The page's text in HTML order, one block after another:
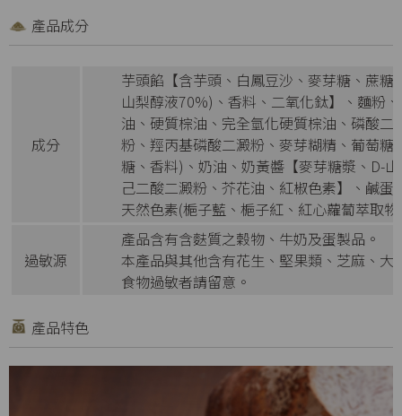
產品成分
成分
芋頭餡【含芋頭、白鳳豆沙、麥芽糖、蔗
山梨醇液70%)、香料、二氧化鈦】、麵粉
油、硬質棕油、完全氫化硬質棕油、磷酸
粉、羥丙基磷酸二澱粉、麥芽糊精、葡萄
糖、香料)、奶油、奶黃醬【麥芽糖漿、D-
己二酸二澱粉、芥花油、紅椒色素】、鹹
天然色素(梔子藍、梔子紅、紅心蘿蔔萃取
過敏源
產品含有含麩質之穀物、牛奶及蛋製品。
本產品與其他含有花生、堅果類、芝麻、
食物過敏者請留意。
產品特色